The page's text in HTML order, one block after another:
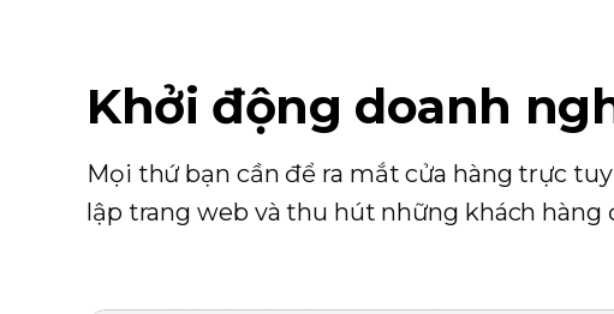
Khởi động doanh
Mọi thứ bạn cần để ra mắt cửa hàng trực
lập trang web và thu hút những khách hàng